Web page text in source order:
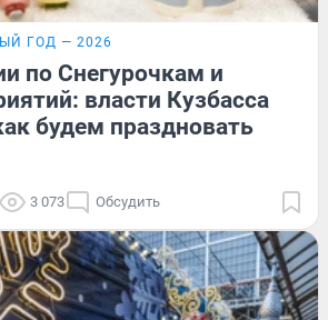
ГОД — 2026
по Снегурочкам и
власти Кузбасса
будем праздновать
3 073 Обсудить